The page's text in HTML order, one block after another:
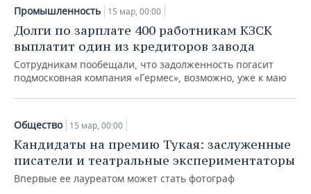
Промышленность 15 мар, 00:00
Долги по зарплате 400 работникам КЗСК
выплатит один из кредиторов завода
Сотрудникам пообещали, что задолженность погасит
подмосковная компания «Гермес», возможно, уже к маю
Общество 15 мар, 00:00
Кандидаты на премию Тукая: заслуженные
писатели и театральные экспериментаторы
Впервые ее лауреатом может стать фотограф